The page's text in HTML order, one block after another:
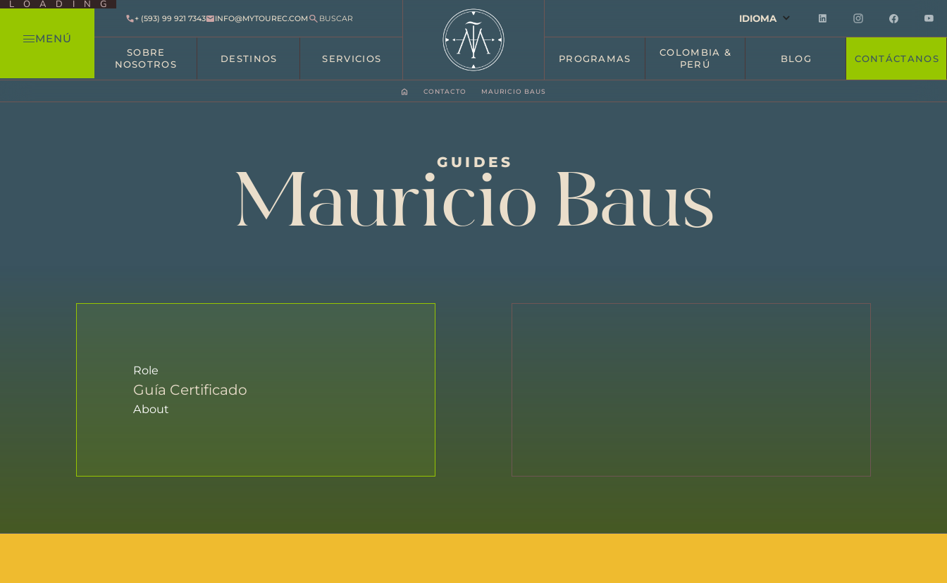
LOADING
MENÚ
+ (593) 99 921 7343 INFO@MYTOUREC.COM BUSCAR
SOBRE
NOSOTROS
DESTINOS SERVICIOS
IDIOMA
PROGRAMAS
COLOMBIA &
PERÚ
BLOG CONTÁCTANOS
CONTACTO MAURICIO BAUS
GUIDES
Mauricio Baus
Role
Guía Certificado
About